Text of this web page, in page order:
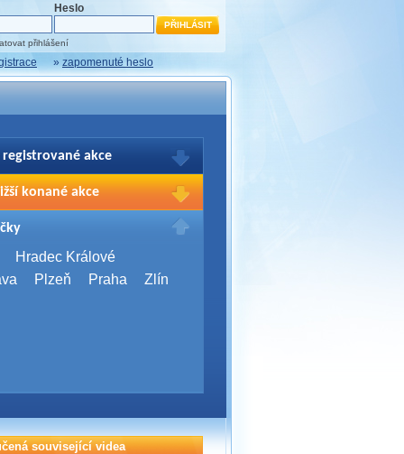
Heslo
přihlášení
» zapomenuté heslo
registrované akce
Vašich registrací na akce
přihlašte.
konané akce
2026
Brno
Server Bootcamp 2026
Hradec Králové
Plzeň Praha Zlín
související videa